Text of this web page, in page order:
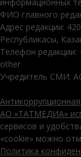
информационных
ФИО главного
Адрес редакции:
Республикасы,
Телефон редакции:
other
Учредитель СМИ:
Антикоррупционная
АО «ТАТМЕДИА»
сервисов и
«cookie» можно
Политика